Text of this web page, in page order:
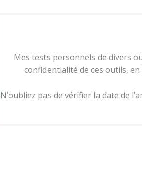
Mes tests personnels de divers
confidentialité de ces outils,
N’oubliez pas de vérifier la date de